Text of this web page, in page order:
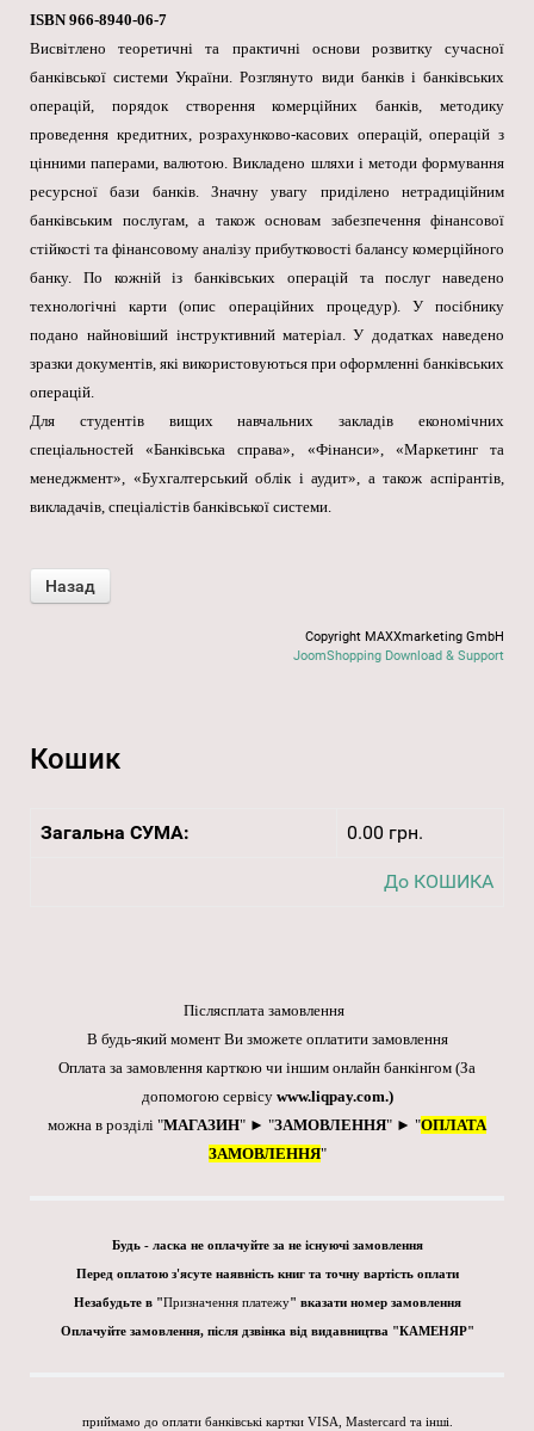
ISBN 966-8940-06-7
Висвітлено теоретичні та практичні основи розвитку сучасної
банківської системи України. Розглянуто види банків і банківських
операцій, порядок створення комерційних банків, методику
проведення кредитних, розрахунково-касових операцій, операцій з
цінними паперами, валютою. Викладено шляхи і методи формування
ресурсної бази банків. Значну увагу приділено нетрадиційним
банківським послугам, а також основам забезпечення фінансової
стійкості та фінансовому аналізу прибутковості балансу комерційного
банку. По кожній із банківських операцій та послуг наведено
технологічні карти (опис операційних процедур). У посібнику
подано найновіший інструктивний матеріал. У додатках наведено
зразки документів, які використовуються при оформленні банківських
операцій.
Для студентів вищих навчальних закладів економічних
спеціальностей «Банківська справа», «Фінанси», «Маркетинг та
менеджмент», «Бухгалтерський облік і аудит», а також аспірантів,
викладачів, спеціалістів банківської системи.
Copyright MAXXmarketing GmbH
JoomShopping Download & Support
Кошик
Загальна СУМА: 0.00 грн.
До КОШИКА
Післясплата замовлення
В будь-який момент Ви зможете оплатити замовлення
Оплата за замовлення карткою чи іншим онлайн банкінгом (За
допомогою сервісу www.liqpay.com.)
можна в розділі "МАГАЗИН" ► "ЗАМОВЛЕННЯ" ► "ОПЛАТА
ЗАМОВЛЕННЯ"
Будь - ласка не оплачуйте за не існуючі замовлення
Перед оплатою з'ясуте наявність книг та точну вартість оплати
Незабудьте в "Призначення платежу" вказати номер замовлення
Оплачуйте замовлення, після дзвінка від видавництва "КАМЕНЯР"
приймамо до оплати банківські картки VISA, Mastercard та інші.